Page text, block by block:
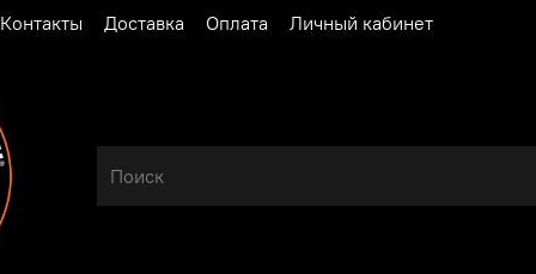
Контакты Доставка Оплата Личный кабинет